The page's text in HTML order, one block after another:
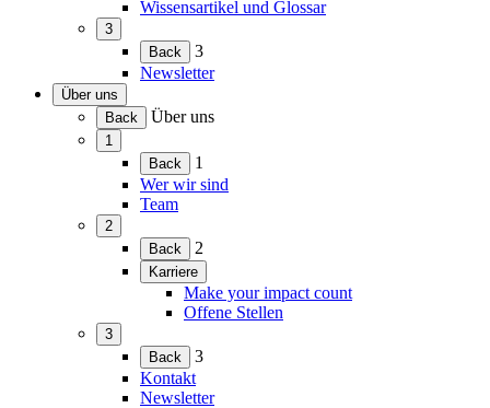
Wissensartikel und Glossar
3
(Menü
erweitern)
Back
3
Newsletter
Über uns
(Menü
erweitern)
Back Über uns
1
(Menü
erweitern)
Back
1
Wer wir sind
Team
2
(Menü
erweitern)
Back 2
Karriere
(Menü
erweitern)
Make your impact count
Offene Stellen
3
(Menü
erweitern)
Back
3
Kontakt
Newsletter